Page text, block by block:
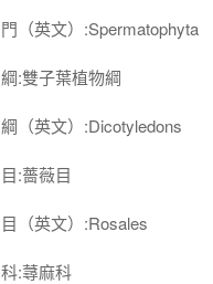
門（英文）:Spermatophyta
綱:雙子葉植物綱
綱（英文）:Dicotyledons
目:薔薇目
目（英文）:Rosales
科:蕁麻科